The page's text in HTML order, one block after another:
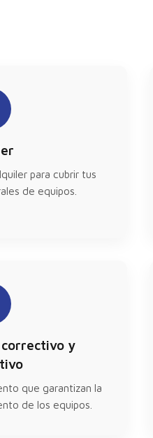
para cubrir tus
de equipos.
y
que garantizan la
de los equipos.